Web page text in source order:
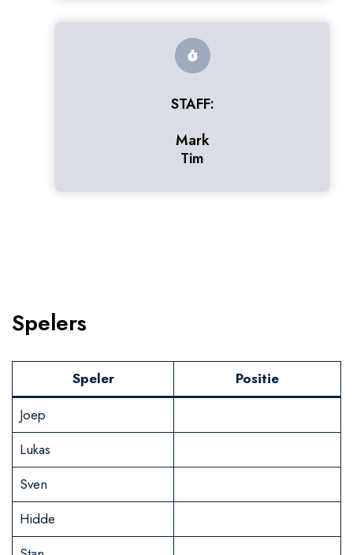
STAFF:
Mark
Tim
Spelers
Speler
Positie
Joep
Lukas
Sven
Hidde